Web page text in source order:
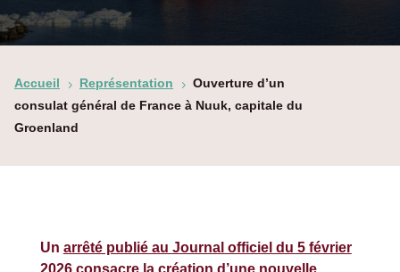
Accueil 5 Représentation 5 Ouverture d’un
consulat général de France à Nuuk, capitale du
Groenland
Un arrêté publié au Journal officiel du 5 février